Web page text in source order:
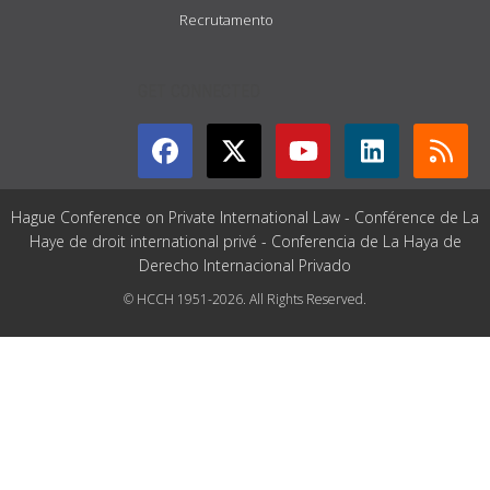
Recrutamento
Hague Conference on Private International Law - Conférence de La
Haye de droit international privé - Conferencia de La Haya de
Derecho Internacional Privado
© HCCH 1951-2026. All Rights Reserved.